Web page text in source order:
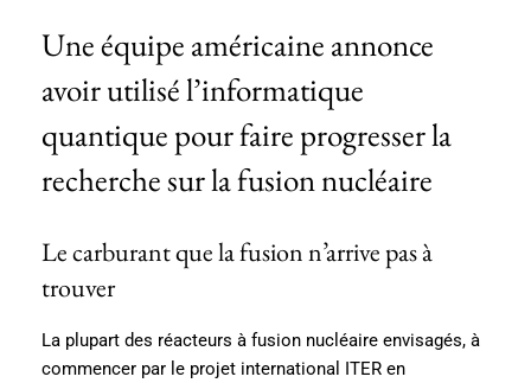
Une équipe américaine annonce
avoir utilisé l’informatique
quantique pour faire progresser la
recherche sur la fusion nucléaire
Le carburant que la fusion n’arrive pas à
trouver
La plupart des réacteurs à fusion nucléaire envisagés, à
commencer par le projet international ITER en